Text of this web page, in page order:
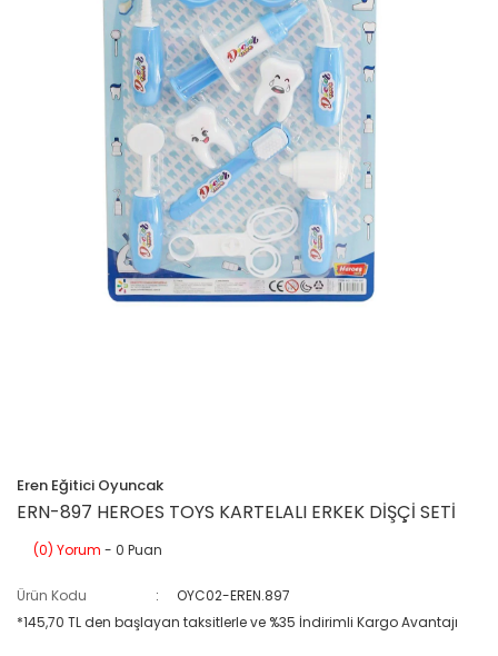
Eren Eğitici Oyuncak
ERN-897 HEROES TOYS KARTELALI ERKEK DİŞÇİ SETİ
(0) Yorum - 0 Puan
Ürün Kodu
OYC02-EREN.897
*145,70 TL den başlayan taksitlerle ve %35 İndirimli Kargo Avantajı